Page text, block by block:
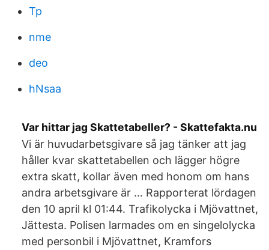
Tp
nme
deo
hNsaa
Var hittar jag Skattetabeller? - Skattefakta.nu
Vi är huvudarbetsgivare så jag tänker att jag
håller kvar skattetabellen och lägger högre
extra skatt, kollar även med honom om hans
andra arbetsgivare är … Rapporterat lördagen
den 10 april kl 01:44. Trafikolycka i Mjövattnet,
Jättesta. Polisen larmades om en singelolycka
med personbil i Mjövattnet, Kramfors